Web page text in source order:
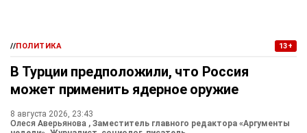
//ПОЛИТИКА 13+
В Турции предположили, что Россия
может применить ядерное оружие
8 августа 2026, 23:43
Олеся Аверьянова , Заместитель главного редактора «Аргументы